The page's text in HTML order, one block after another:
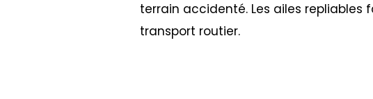
terrain accidenté. Les ailes repliables
transport routier.